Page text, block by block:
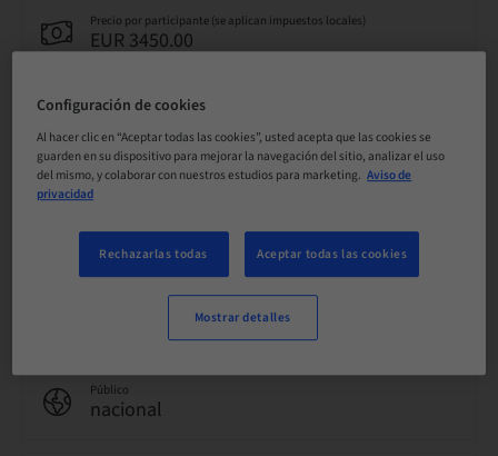
Precio por participante (se aplican impuestos locales)
EUR 3450.00
Idioma
Alemán
Puntos
25.00 Puntos
Método de entrega
In-patient Surgery
Público
nacional
Configuración de cookies
Al hacer clic en “Aceptar todas las cookies”, usted acepta que las cookies se
guarden en su dispositivo para mejorar la navegación del sitio, analizar el uso
del mismo, y colaborar con nuestros estudios para marketing. Aviso de
privacidad
Rechazarlas todas Aceptar todas las cookies
Mostrar detalles